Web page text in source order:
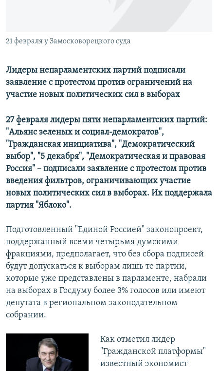
21 февраля у Замосковорецкого суда
Лидеры непарламентских партий подписали
заявление с протестом против ограничений на
участие новых политических сил в выборах
27 февраля лидеры пяти непарламентских партий:
"Альянс зеленых и социал-демократов",
"Гражданская инициатива", "Демократический
выбор", "5 декабря", "Демократическая и правовая
Россия" – подписали заявление с протестом против
введения фильтров, ограничивающих участие
новых политических сил в выборах. Их поддержала
партия "Яблоко".
Подготовленный "Единой Россией" законопроект,
поддержанный всеми четырьмя думскими
фракциями, предполагает, что без сбора подписей
будут допускаться к выборам лишь те партии,
которые уже представлены в парламенте, набрали
на выборах в Госдуму более 3% голосов или имеют
депутата в региональном законодательном
собрании.
Как отметил лидер
"Гражданской платформы"
известный экономист